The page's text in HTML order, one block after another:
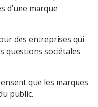
d’une marque
des entreprises qui
questions sociétales
que les marques
public.